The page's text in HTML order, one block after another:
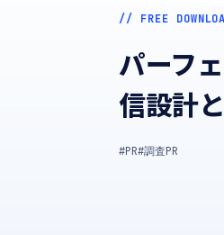
// FREE
パーフ
信設計
#PR#調査PR